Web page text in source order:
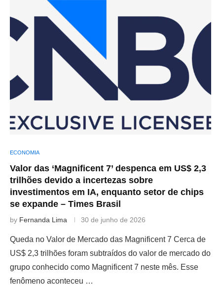
ECONOMIA
Valor das ‘Magnificent 7’ despenca em US$ 2,3
trilhões devido a incertezas sobre
investimentos em IA, enquanto setor de chips
se expande – Times Brasil
by Fernanda Lima 30 de junho de 2026
Queda no Valor de Mercado das Magnificent 7 Cerca de
US$ 2,3 trilhões foram subtraídos do valor de mercado do
grupo conhecido como Magnificent 7 neste mês. Esse
fenômeno aconteceu …